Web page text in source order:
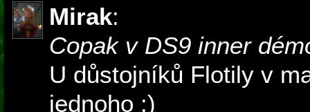
Mirak:
Copak v DS9 inner
U důstojníků Flotily v
jednoho :)